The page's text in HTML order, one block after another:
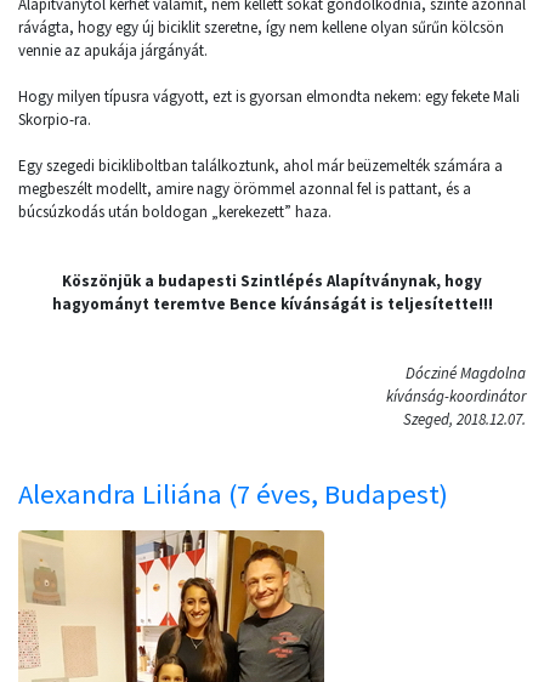
rávágta, hogy egy új biciklit szeretne, így nem kellene olyan sűrűn kölcsön
vennie az apukája járgányát.
Hogy milyen típusra vágyott, ezt is gyorsan elmondta nekem: egy fekete Mali
Skorpio-ra.
Egy szegedi bicikliboltban találkoztunk, ahol már beüzemelték számára a
megbeszélt modellt, amire nagy örömmel azonnal fel is pattant, és a
búcsúzkodás után boldogan „kerekezett” haza.
Köszönjük a budapesti Szintlépés Alapítványnak, hogy
hagyományt teremtve Bence kívánságát is teljesítette!!!
Dócziné Magdolna
kívánság-koordinátor
Szeged, 2018.12.07.
Alexandra Liliána (7 éves, Budapest)